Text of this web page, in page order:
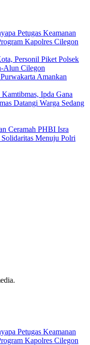
Petugas Keamanan
Kapolres Cilegon
Personil Piket Polsek
Alun Cilegon
Amankan
Ipda Gana
Datangi Warga Sedang
Ceramah PHBI Isra
Menuju Polri
Petugas Keamanan
Kapolres Cilegon